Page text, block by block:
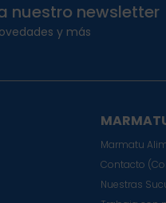
nuestro newsletter
y más
Marmatu
Contacto
Nuestras